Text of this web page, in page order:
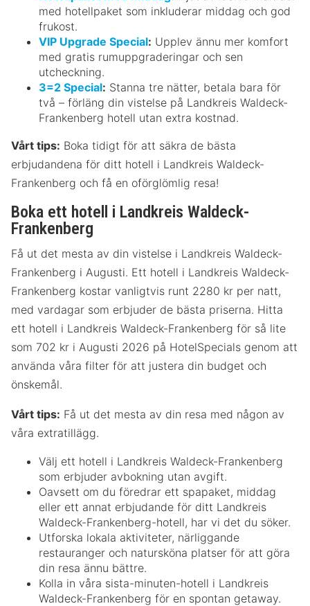
med hotellpaket som inkluderar middag och god
frukost.
VIP Upgrade Special: Upplev ännu mer komfort
med gratis rumuppgraderingar och sen
utcheckning.
3=2 Special: Stanna tre nätter, betala bara för
två – förläng din vistelse på Landkreis Waldeck-
Frankenberg hotell utan extra kostnad.
Vårt tips: Boka tidigt för att säkra de bästa
erbjudandena för ditt hotell i Landkreis Waldeck-
Frankenberg och få en oförglömlig resa!
Boka ett hotell i Landkreis Waldeck-
Frankenberg
Få ut det mesta av din vistelse i Landkreis Waldeck-
Frankenberg i Augusti. Ett hotell i Landkreis Waldeck-
Frankenberg kostar vanligtvis runt 2280 kr per natt,
med vardagar som erbjuder de bästa priserna. Hitta
ett hotell i Landkreis Waldeck-Frankenberg för så lite
som 702 kr i Augusti 2026 på HotelSpecials genom att
använda våra filter för att justera din budget och
önskemål.
Vårt tips: Få ut det mesta av din resa med någon av
våra extratillägg.
Välj ett hotell i Landkreis Waldeck-Frankenberg
som erbjuder avbokning utan avgift.
Oavsett om du föredrar ett spapaket, middag
eller ett annat erbjudande för ditt Landkreis
Waldeck-Frankenberg-hotell, har vi det du söker.
Utforska lokala aktiviteter, närliggande
restauranger och natursköna platser för att göra
din resa ännu bättre.
Kolla in våra sista-minuten-hotell i Landkreis
Waldeck-Frankenberg för en spontan getaway.